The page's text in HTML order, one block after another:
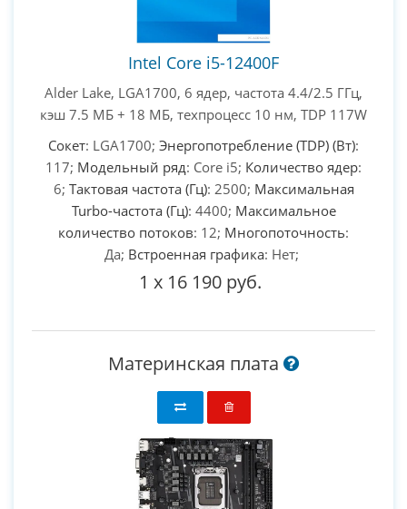
Intel Core i5-12400F
Alder Lake, LGA1700, 6 ядер, частота 4.4/2.5 ГГц,
кэш 7.5 МБ + 18 МБ, техпроцесс 10 нм, TDP 117W
Сокет: LGA1700; Энергопотребление (TDP) (Вт):
117; Модельный ряд: Core i5; Количество ядер:
6; Тактовая частота (Гц): 2500; Максимальная
Turbo-частота (Гц): 4400; Максимальное
количество потоков: 12; Многопоточность:
Да; Встроенная графика: Нет;
1 x 16 190 руб.
Материнская плата